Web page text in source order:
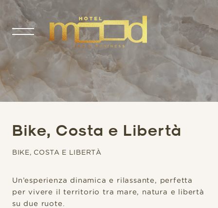
Bike, Costa e Libertà
BIKE, COSTA E LIBERTÀ
Un’esperienza dinamica e rilassante, perfetta
per vivere il territorio tra mare, natura e libertà
su due ruote.